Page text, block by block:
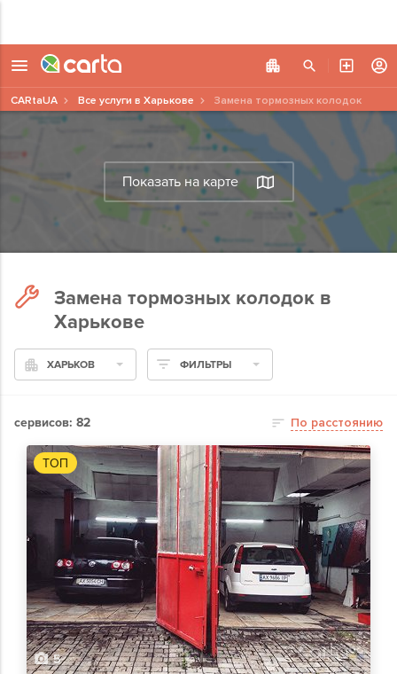
Показать на карте
CARtaUA Все услуги в Харькове Замена тормозных колодок
Замена тормозных колодок в
Харькове
ХАРЬКОВ ФИЛЬТРЫ
сервисов: 82 По расстоянию
ТОП
5